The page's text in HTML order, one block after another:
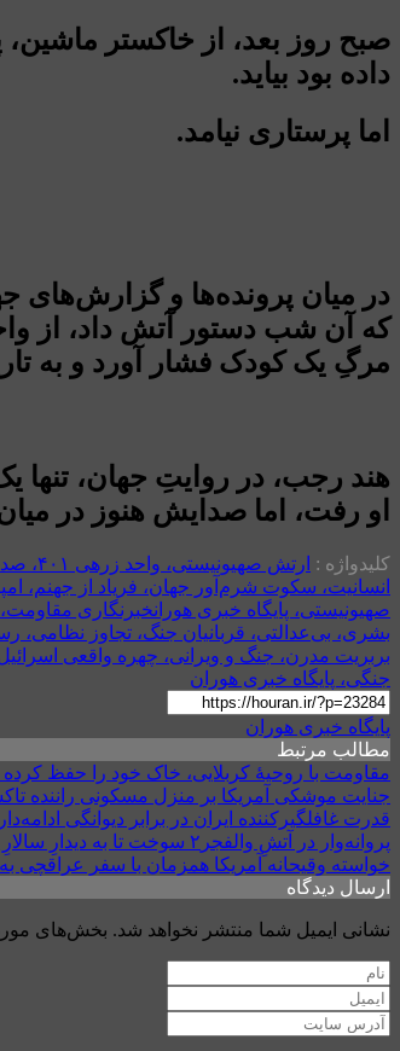
صبح روز بعد، از خاکستر
داده بود بیاید.
اما پرستاری نیامد.
در میان پرونده‌ها و گزارش‌های
مرگِ یک کودک فشار آورد و به
هند رجب، در روایتِ جهان، تنها
او رفت، اما صدایش هنوز در
کلیدواژه : ارتش صهیونیستی، واحد زرهی ۴۰۱، صدای کودک از زیر آوار، فاجعه انسانی، مقاومت فلسطین، ظلم علیه کودکان، بمباران غیرنظامیان، پایگاه خبری هوران
انسانیت، سکوت شرم‌آور جهان، فریاد از جهنم،
صهیونیستی، پایگاه خبری هورانخبرنگاری مقاومت،
بشری، بی‌عدالتی، قربانیان جنگ، تجاوز نظامی،
بربریت مدرن، جنگ و ویرانی، چهره واقعی
جنگی، پایگاه خبری هوران
پایگاه خبری هوران
مطالب مرتبط
مقاومت با روحیهٔ کربلایی، خاک خود را حفظ کرده
جنایت موشکی آمریکا بر منزل مسکونی راننده
قدرت غافلگیرکننده ایران در برابر دیوانگی
پروانه‌وار در آتشِ والفجر۲ سوخت تا به دیدارِ سالارِ شهیدان رسید
خواسته وقیحانه آمریکا همزمان با سفر عراقچی
ارسال دیدگاه
نشانی ایمیل شما منتشر نخواهد شد. بخش‌های